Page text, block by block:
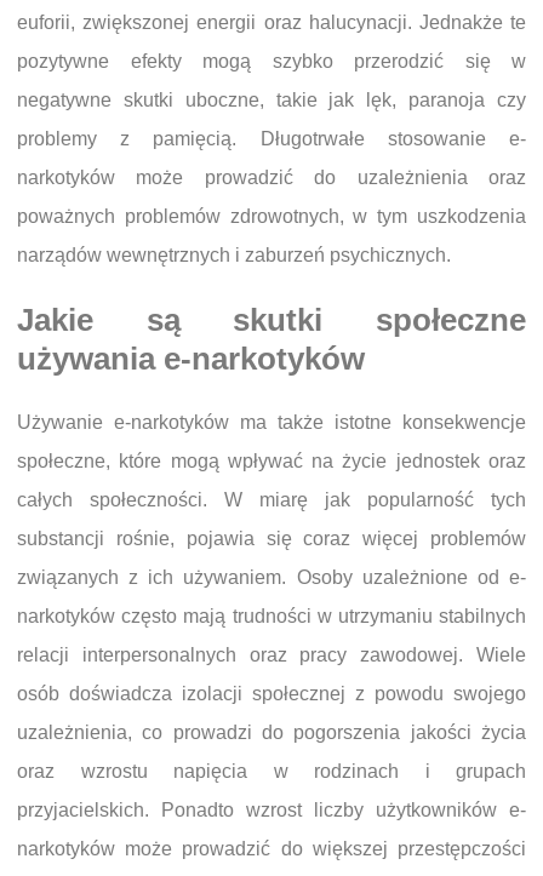
euforii, zwiększonej energii oraz halucynacji. Jednakże te
pozytywne efekty mogą szybko przerodzić się w
negatywne skutki uboczne, takie jak lęk, paranoja czy
problemy z pamięcią. Długotrwałe stosowanie e-
narkotyków może prowadzić do uzależnienia oraz
poważnych problemów zdrowotnych, w tym uszkodzenia
narządów wewnętrznych i zaburzeń psychicznych.
Jakie są skutki społeczne
używania e-narkotyków
Używanie e-narkotyków ma także istotne konsekwencje
społeczne, które mogą wpływać na życie jednostek oraz
całych społeczności. W miarę jak popularność tych
substancji rośnie, pojawia się coraz więcej problemów
związanych z ich używaniem. Osoby uzależnione od e-
narkotyków często mają trudności w utrzymaniu stabilnych
relacji interpersonalnych oraz pracy zawodowej. Wiele
osób doświadcza izolacji społecznej z powodu swojego
uzależnienia, co prowadzi do pogorszenia jakości życia
oraz wzrostu napięcia w rodzinach i grupach
przyjacielskich. Ponadto wzrost liczby użytkowników e-
narkotyków może prowadzić do większej przestępczości